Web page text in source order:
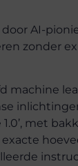
AI-
zonder
machine
met